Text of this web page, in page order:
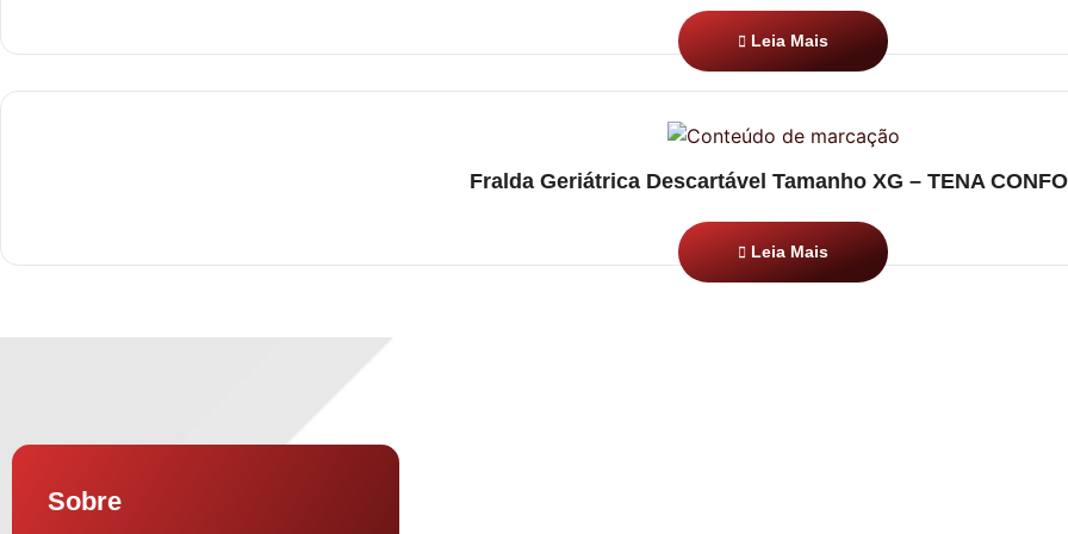
Leia Mais
Fralda Geriátrica Descartável Tamanho XG – TENA
Leia Mais
Sobre